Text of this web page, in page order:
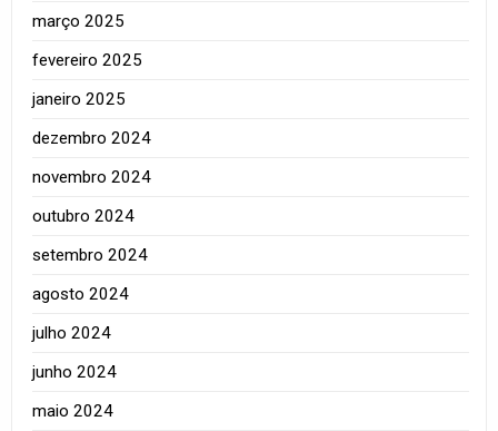
março 2025
fevereiro 2025
janeiro 2025
dezembro 2024
novembro 2024
outubro 2024
setembro 2024
agosto 2024
julho 2024
junho 2024
maio 2024